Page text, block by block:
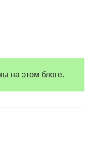
на этом блоге.